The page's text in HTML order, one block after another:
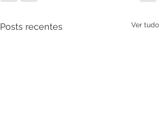
Posts recentes Ver tudo